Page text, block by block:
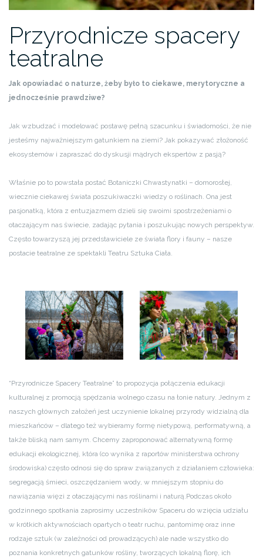
Przyrodnicze spacery
teatralne
Jak opowiadać o naturze, żeby było to ciekawe, merytoryczne a
jednocześnie prawdziwe?
Jak wzbudzać i modelować postawę pełną szacunku i świadomości, że nie
jesteśmy najważniejszym gatunkiem na ziemi? Jak pokazywać złożoność
ekosystemów i zapraszać do dyskusji mądrych ekspertów z pasją?
Właśnie po to powstała postać Botaniczki Chwastynatki – domorosłej,
wiecznie ciekawej świata poszukiwaczki wiedzy o roślinach. Ona jest
pasjonatką, która z entuzjazmem dzieli się swoimi spostrzeżeniami o
otaczającym nas świecie, zadając pytania i poszukując nowych perspektyw.
Często towarzyszą jej przedstawiciele ze świata flory i fauny – nasze
postacie teatralne ze spektakli Teatru Sztuka Ciała.
“Przyrodnicze Spacery Teatralne” to propozycja połączenia edukacji
kulturalnej z promocją spędzania wolnego czasu na łonie natury. Jednym z
naszych głównych założeń jest uczynienie lokalnej przyrody widzialną dla
mieszkańców – dlatego też wybieramy formę nietypową, performatywną, a
także bliską nam samym. Chcemy zaproponować alternatywną formę
edukacji ekologicznej, która (co wynika z raportów ministerstwa ochrony
środowiska) często odnosi się do spraw związanych z działaniem człowieka:
segregacją śmieci, oszczędzaniem wody, w mniejszym stopniu do
nawiązania więzi z otaczającymi nas roślinami i naturą.Podczas około
godzinnego spotkania zaprosimy uczestników Spaceru do wzięcia udziału
w krótkich aktywnościach opartych o teatr ruchu, pantomimę oraz inne
rodzaje sztuk (w zależności od prowadzących) ale nade wszystko do
poznania konkretnych gatunków rośliny, tworzących lokalną florę, ich